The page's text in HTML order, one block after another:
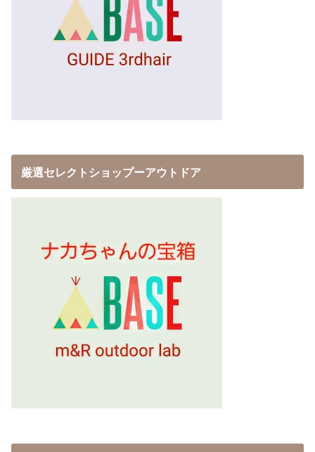
厳選セレクトショップーアウトドア